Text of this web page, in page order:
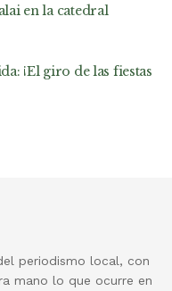
en la catedral
¡El giro de las fiestas
periodismo local, con
mano lo que ocurre en